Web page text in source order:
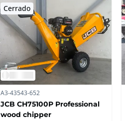
Cerrado
A3-43543-652
JCB CH75100P Professional
wood chipper